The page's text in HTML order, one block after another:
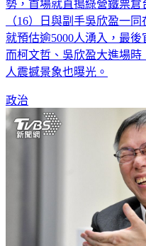
勢，首場就直搗綠營鐵票
（16）日與副手吳欣盈一
就預估逾5000人湧入，最
而柯文哲、吳欣盈大進場
人震撼景象也曝光。
政治